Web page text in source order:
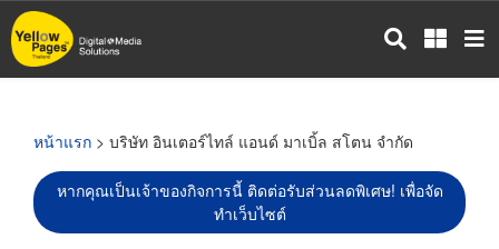
ข้าม
ไป
หน้าแรก > บริษัท อินเตอร์ไทล์ แอนด์ มาเบิ้ล สโตน จำกัด
หากคุณเป็นเจ้าของกิจการนี้ ติดต่อรับส่วนลดพิเศษ! เพื่อจัด
ทำเว็บไซต์